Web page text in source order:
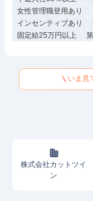
女性管理職登用あり
インセンティブあり
固定給25万円以上
いま見
株式会社カットツイ
ン